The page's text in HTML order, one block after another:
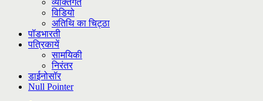
व्यक्तिगत
विडियो
अतिथि का चिट्ठा
पॉडभारती
पत्रिकायें
सामयिकी
निरंतर
डाईनोसॉर
Null Pointer